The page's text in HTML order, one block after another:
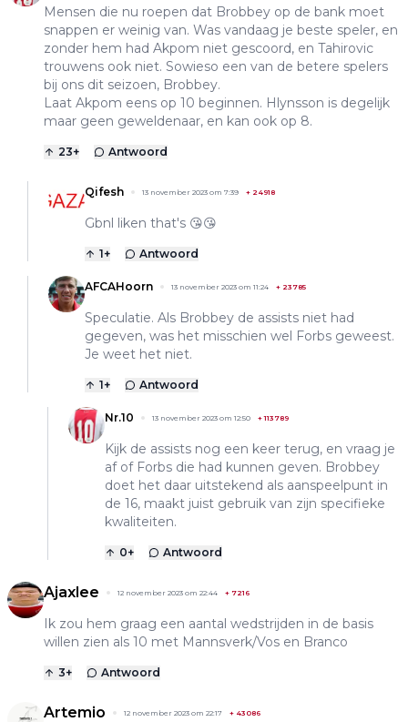
Mensen die nu roepen dat Brobbey op de bank moet
snappen er weinig van. Was vandaag je beste speler, en
zonder hem had Akpom niet gescoord, en Tahirovic
trouwens ook niet. Sowieso een van de betere spelers
bij ons dit seizoen, Brobbey.
Laat Akpom eens op 10 beginnen. Hlynsson is degelijk
maar geen geweldenaar, en kan ook op 8.
23+ Antwoord
Qifesh 13 november 2023 om 7:39 + 24918
Gbnl liken that's 😘😘
1+ Antwoord
AFCAHoorn 13 november 2023 om 11:24 + 23785
Speculatie. Als Brobbey de assists niet had
gegeven, was het misschien wel Forbs geweest.
Je weet het niet.
1+ Antwoord
Nr.10 13 november 2023 om 12:50 +113789
Kijk de assists nog een keer terug, en vraag je
af of Forbs die had kunnen geven. Brobbey
doet het daar uitstekend als aanspeelpunt in
de 16, maakt juist gebruik van zijn specifieke
kwaliteiten.
0+ Antwoord
Ajaxlee 12 november 2023 om 22:44 + 7216
Ik zou hem graag een aantal wedstrijden in de basis
willen zien als 10 met Mannsverk/Vos en Branco
3+ Antwoord
Artemio 12 november 2023 om 22:17 + 43086